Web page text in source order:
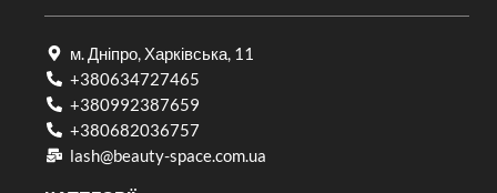
м. Дніпро, Харківська, 11
+380634727465
+380992387659
+380682036757​
lash@beauty-space.com.ua